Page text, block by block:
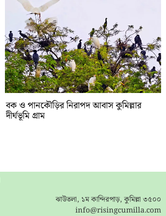
বক ও পানকৌড়ির নিরাপদ আবাস কুমিল্লার
দীর্ঘভূমি গ্রাম
ঝাউতলা, ১ম কান্দিরপাড়, কুমিল্লা ৩৫০০
info@risingcumilla.com